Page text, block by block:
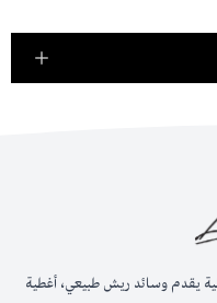
يقدم وسائد ريش طبيعي، أغطية